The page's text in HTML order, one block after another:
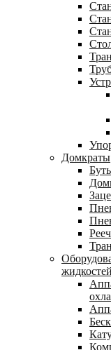
Домкраты
жидкостей